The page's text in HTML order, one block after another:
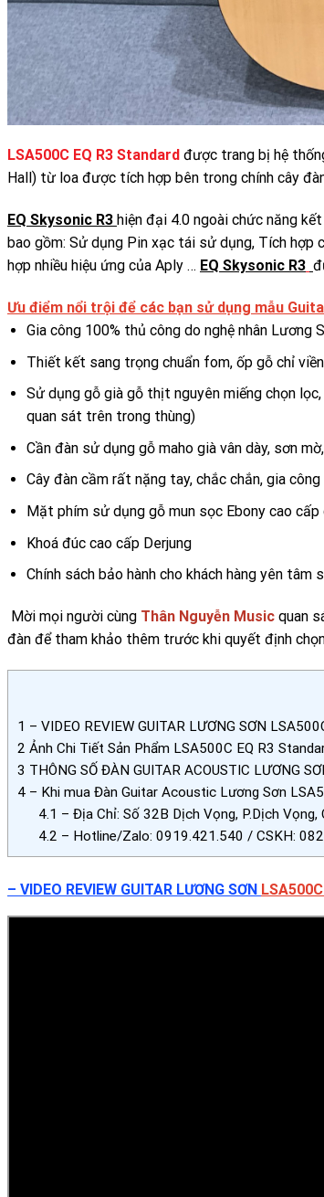
LSA500C EQ R3 Standard được trang bị hệ
Hall) từ loa được tích hợp bên trong chính cây
EQ Skysonic R3 hiện đại 4.0 ngoài chức năng
bao gồm: Sử dụng Pin xạc tái sử dụng, Tích
hợp nhiều hiệu ứng của Aply … EQ Skysonic R3
Ưu điểm nổi trội để các bạn sử dụng mẫu
Gia công 100% thủ công do nghệ nhân
Thiết kết sang trọng chuẩn fom, ốp gỗ chỉ
Sử dụng gỗ già gỗ thịt nguyên miếng chọn
quan sát trên trong thùng)
Cần đàn sử dụng gỗ maho già vân dày, sơn
Cây đàn cầm rất nặng tay, chắc chắn, gia
Mặt phím sử dụng gỗ mun sọc Ebony cao cấp
Khoá đúc cao cấp Derjung
Chính sách bảo hành cho khách hàng yên tâm
Mời mọi người cùng Thân Nguyễn Music quan
đàn để tham khảo thêm trước khi quyết định
1 – VIDEO REVIEW GUITAR LƯƠNG SƠN
2 Ảnh Chi Tiết Sản Phẩm LSA500C EQ R3
3 THÔNG SỐ ĐÀN GUITAR ACOUSTIC LƯƠNG
4 – Khi mua Đàn Guitar Acoustic Lương Sơn
4.1 – Địa Chỉ: Số 32B Dịch Vọng, P.Dịch Vọng,
4.2 – Hotline/Zalo: 0919.421.540 / CSKH:
– VIDEO REVIEW GUITAR LƯƠNG SƠN